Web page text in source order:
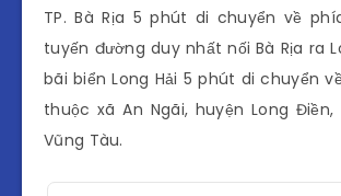
TP. Bà Rịa 5 phút di chuyển về
tuyến đường duy nhất nối Bà Rịa ra
bãi biển Long Hải 5 phút di chuyển
thuộc xã An Ngãi, huyện Long Điền,
Vũng Tàu.